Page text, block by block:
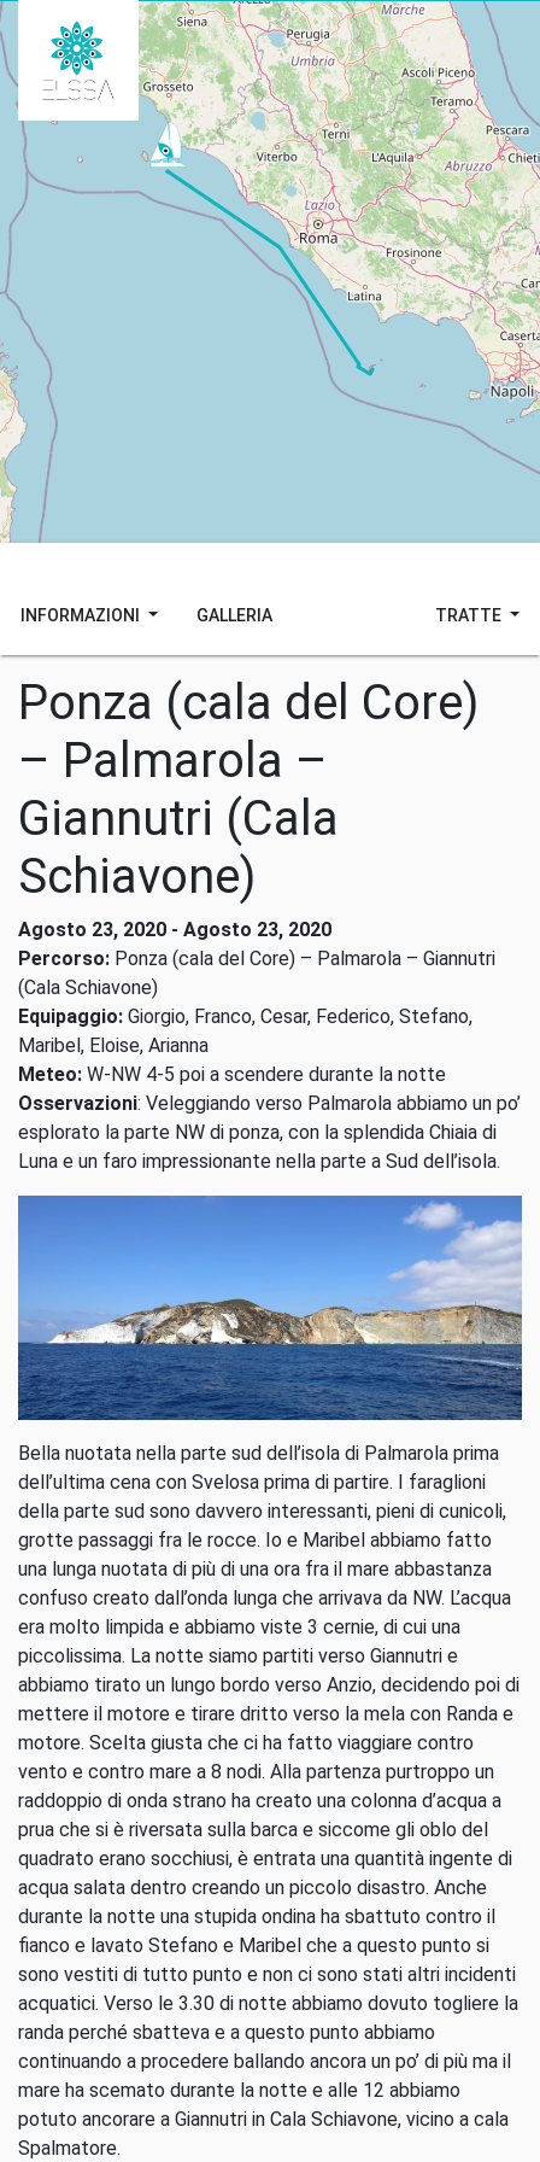
INFORMAZIONI GALLERIA TRATTE
Ponza (cala del Core)
– Palmarola –
Giannutri (Cala
Schiavone)
Agosto 23, 2020 - Agosto 23, 2020
Percorso: Ponza (cala del Core) – Palmarola – Giannutri
(Cala Schiavone)
Equipaggio: Giorgio, Franco, Cesar, Federico, Stefano,
Maribel, Eloise, Arianna
Meteo: W-NW 4-5 poi a scendere durante la notte
Osservazioni: Veleggiando verso Palmarola abbiamo un po’
esplorato la parte NW di ponza, con la splendida Chiaia di
Luna e un faro impressionante nella parte a Sud dell’isola.
Bella nuotata nella parte sud dell’isola di Palmarola prima
dell’ultima cena con Svelosa prima di partire. I faraglioni
della parte sud sono davvero interessanti, pieni di cunicoli,
grotte passaggi fra le rocce. Io e Maribel abbiamo fatto
una lunga nuotata di più di una ora fra il mare abbastanza
confuso creato dall’onda lunga che arrivava da NW. L’acqua
era molto limpida e abbiamo viste 3 cernie, di cui una
piccolissima. La notte siamo partiti verso Giannutri e
abbiamo tirato un lungo bordo verso Anzio, decidendo poi di
mettere il motore e tirare dritto verso la mela con Randa e
motore. Scelta giusta che ci ha fatto viaggiare contro
vento e contro mare a 8 nodi. Alla partenza purtroppo un
raddoppio di onda strano ha creato una colonna d’acqua a
prua che si è riversata sulla barca e siccome gli oblo del
quadrato erano socchiusi, è entrata una quantità ingente di
acqua salata dentro creando un piccolo disastro. Anche
durante la notte una stupida ondina ha sbattuto contro il
fianco e lavato Stefano e Maribel che a questo punto si
sono vestiti di tutto punto e non ci sono stati altri incidenti
acquatici. Verso le 3.30 di notte abbiamo dovuto togliere la
randa perché sbatteva e a questo punto abbiamo
continuando a procedere ballando ancora un po’ di più ma il
mare ha scemato durante la notte e alle 12 abbiamo
potuto ancorare a Giannutri in Cala Schiavone, vicino a cala
Spalmatore.